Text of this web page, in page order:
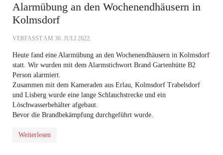
Alarmübung an den Wochenendhäusern in
Kolmsdorf
VERFASST AM 30. JULI 2022.
Heute fand eine Alarmübung an den Wochenendhäusern in Kolmsdorf
statt. Wir wurden mit dem Alarmstichwort Brand Gartenhütte B2
Person alarmiert.
Zusammen mit dem Kameraden aus Erlau, Kolmsdorf Trabelsdorf
und Lisberg wurde eine lange Schlauchstrecke und ein
Löschwasserbehälter afgebaut.
Bevor die Brandbekämpfung durchgeführt wurde.
Weiterlesen